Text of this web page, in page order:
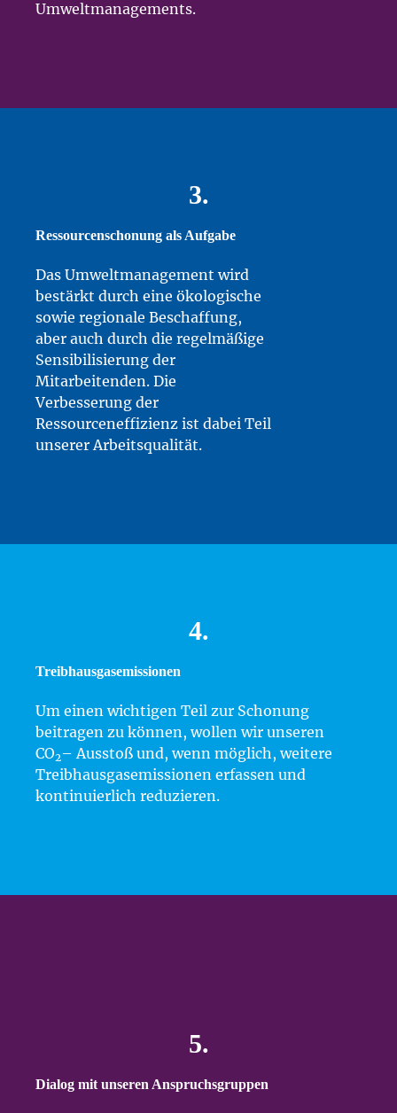
Umweltmanagements.
3.
Ressourcenschonung als Aufgabe
Das Umweltmanagement wird
bestärkt durch eine ökologische
sowie regionale Beschaffung,
aber auch durch die regelmäßige
Sensibilisierung der
Mitarbeitenden. Die
Verbesserung der
Ressourceneffizienz ist dabei Teil
unserer Arbeitsqualität.
4.
Treibhausgasemissionen
Um einen wichtigen Teil zur Schonung
beitragen zu können, wollen wir unseren
CO2– Ausstoß und, wenn möglich, weitere
Treibhausgasemissionen erfassen und
kontinuierlich reduzieren.
5.
Dialog mit unseren Anspruchsgruppen